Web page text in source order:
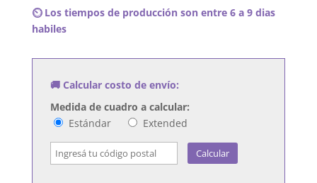
Nimrod
cantidad
⏲️ Los tiempos de producción son entre 6 a 9 dias
habiles
🚚 Calcular costo de envío:
Medida de cuadro a calcular:
Estándar
Extended
Calcular